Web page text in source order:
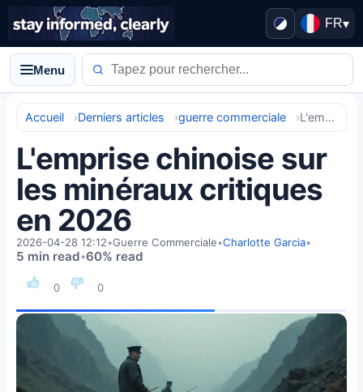
FR▾
Menu
Accueil Derniers articles guerre commerciale L'emprise chinoise sur les minéraux critiques en 2026
L'emprise chinoise sur
les minéraux critiques
en 2026
0 0
2026-04-28 12:12•Guerre Commerciale•Charlotte Garcia•
5 min read•60% read